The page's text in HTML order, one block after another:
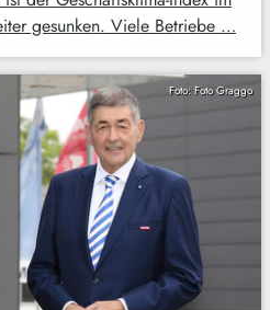
gesunken. Viele Betriebe …
Foto: Foto Graggo